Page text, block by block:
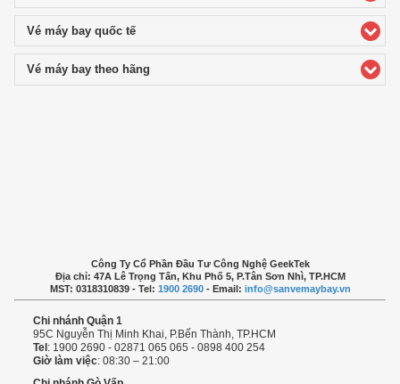
Vé máy bay quốc tếclick to expand contents
Vé máy bay theo hãng
Công Ty Cổ Phần Đầu Tư Công Nghệ GeekTek
Địa chỉ: 47A Lê Trọng Tấn, Khu Phố 5, P.Tân Sơn Nhì, TP.HCM
MST: 0318310839 - Tel: 1900 2690- Email: info@sanvemaybay.vn
Chi nhánh Quận 1
95C Nguyễn Thị Minh Khai, P.Bến Thành, TP.HCM
Tel : 1900 2690 - 02871 065 065 - 0898 400 254
Giờ làm việc: 08:30 – 21:00